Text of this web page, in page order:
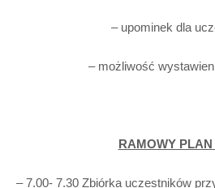
– upominek dla
– możliwość
RAMOWY PLAN
– 7.00- 7.30 Zbiórka uczestników